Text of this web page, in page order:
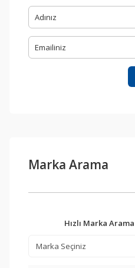
Marka Arama
Hızlı Marka Arama